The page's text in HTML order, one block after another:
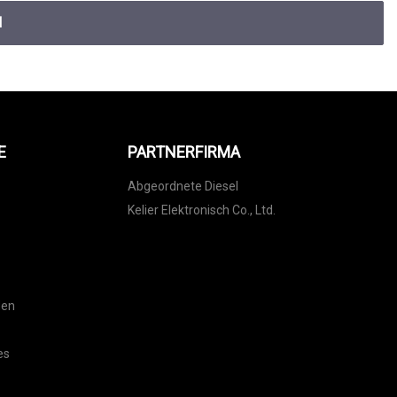
PARTNERFIRMA
Abgeordnete Diesel
Kelier Elektronisch Co., Ltd.